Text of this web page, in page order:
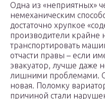
Одна из «неприятных»
немеханическим
достаточно хрупкое
производители крайне
транспортировать
отчасти правы – если
эвакуатор, лучше даже
лишними проблемами.
новая. Поломку
причиной стали